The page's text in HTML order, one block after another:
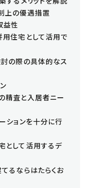
上の優遇措置
益性
住宅として活用で
の際の具体的なス
精査と入居者ニー
ションを十分に行
として活用するデ
るならはたらくお